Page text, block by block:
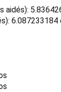
6.087233184